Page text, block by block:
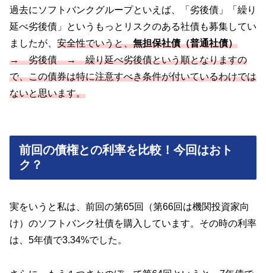
過去にソフトバンクグループといえば、「劣後債」「繰り
延べ劣後債」というもっとリスクのある社債も募集してい
ましたが、 安全性でいうと、無担保社債（普通社債）
→ 劣後債 → 繰り延べ劣後債という順となりますの
で、この債券は特に注意すべき条件が付いているわけでは
ないと思います。
前回の債権との利率を比較！今回はおト
ク？
実をいうと私は、前回の第65回（第66回は機関投資家向
け）のソフトバンク社債を購入しています。その時の利率
は、5年債で3.34%でした。